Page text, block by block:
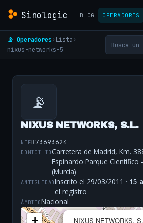
Sinologic BLOG OPERADORES
📡 Operadores› Lista›
nixus-networks-5
📡
NIXUS NETWORKS, S.L.
NIFB73693624
DOMICILIOCarretera de Madrid, Km.
Espinardo Parque Científico
(Murcia)
ANTIGÜEDADInscrito el 29/03/2011 · 15
el registro
ÁMBITONacional
NIXUS NETWORKS,